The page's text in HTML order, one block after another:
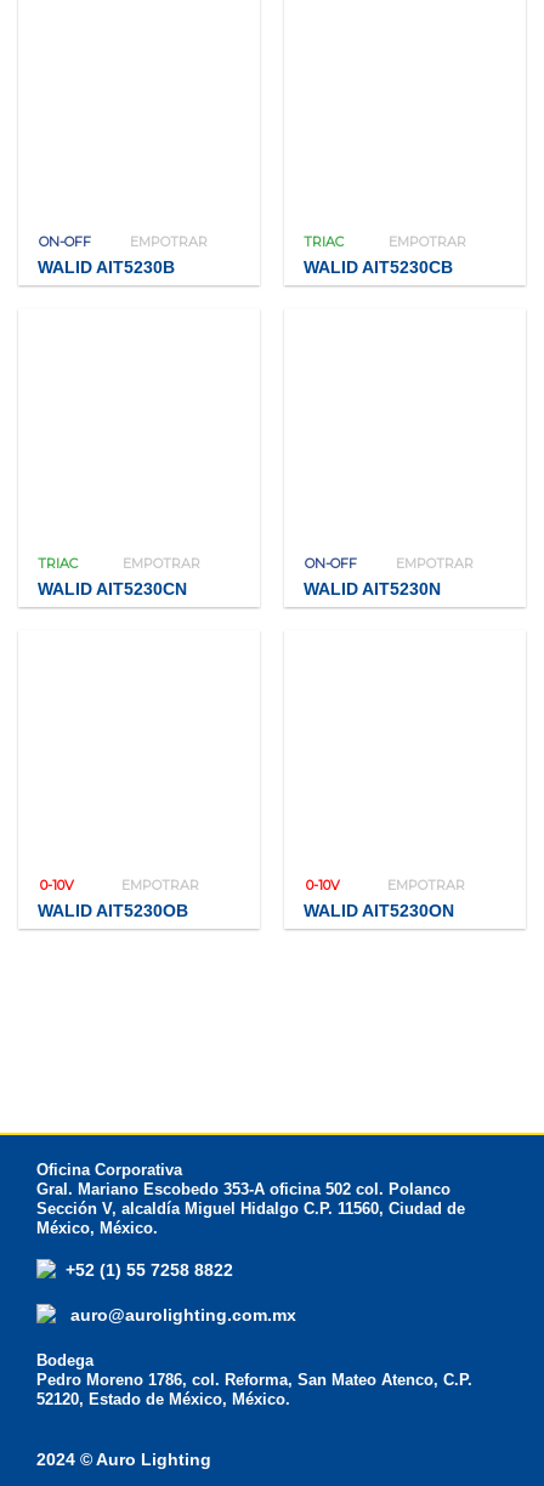
ON-OFF EMPOTRAR
WALID AIT5230B
TRIAC EMPOTRAR
WALID AIT5230CB
TRIAC EMPOTRAR
WALID AIT5230CN
ON-OFF EMPOTRAR
WALID AIT5230N
0-10V EMPOTRAR
WALID AIT5230OB
0-10V EMPOTRAR
WALID AIT5230ON
Oficina Corporativa
Gral. Mariano Escobedo 353-A oficina 502 col. Polanco
Sección V, alcaldía Miguel Hidalgo C.P. 11560, Ciudad de
México, México.
+52 (1) 55 7258 8822
auro@aurolighting.com.mx
Bodega
Pedro Moreno 1786, col. Reforma, San Mateo Atenco, C.P.
52120, Estado de México, México.
2024 © Auro Lighting